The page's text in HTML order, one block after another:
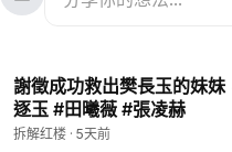
謝徵成功救出樊長玉的妹
逐玉 #田曦薇 #張凌赫
拆解红楼 · 5天前